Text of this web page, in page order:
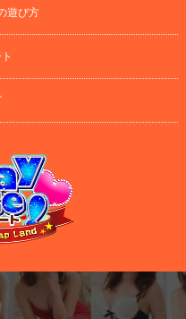
遊び方